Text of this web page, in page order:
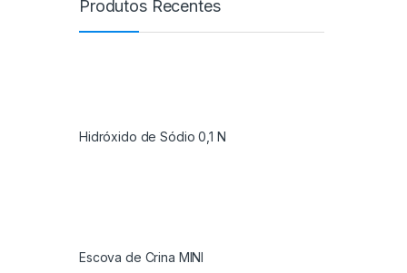
Produtos Recentes
Hidróxido de Sódio 0,1 N
Escova de Crina MINI